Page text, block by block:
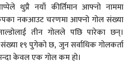
थुप्रै नयाँ कीर्तिमान आफ्नो नाममा
नकआउट चरणमा आफ्नो गोल संख्या
तीन गोलले पछि पारेका छन्।
१९ पुगेको छ, जुन सर्वाधिक गोलकर्ता
केवल एक गोल कम हो।